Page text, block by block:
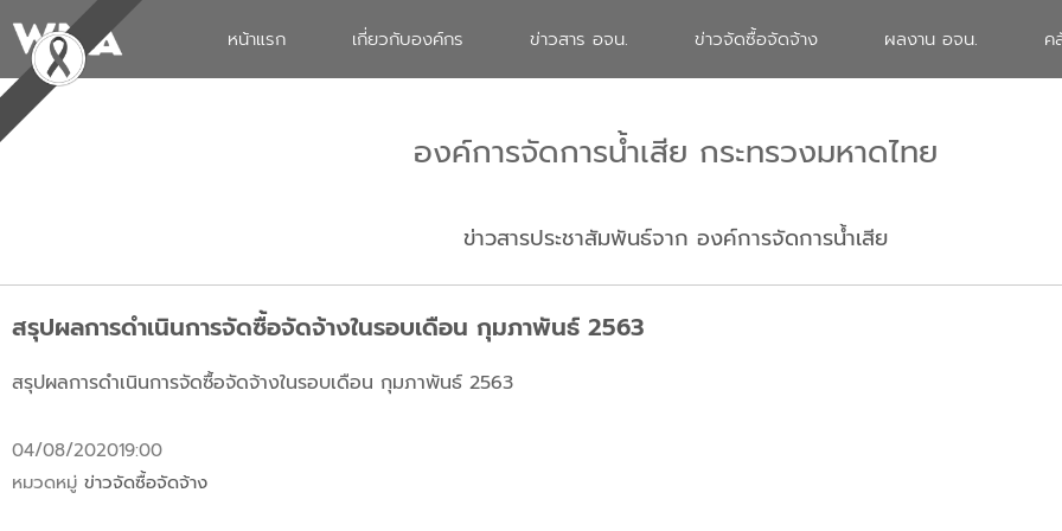
หน้าแรก เกี่ยวกับองค์กร ข่าวสาร อจน. ข่าวจัดซื้อจัดจ้าง ผลงาน อจน. ค
องค์การจัดการน้ำเสีย กระทรวงมหาดไทย
ข่าวสารประชาสัมพันธ์จาก องค์การจัดการน้ำเสีย
สรุปผลการดำเนินการจัดซื้อจัดจ้างในรอบเดือน กุมภาพันธ์ 2563
สรุปผลการดำเนินการจัดซื้อจัดจ้างในรอบเดือน กุมภาพันธ์ 2563
04/08/202019:00
หมวดหมู่ ข่าวจัดซื้อจัดจ้าง